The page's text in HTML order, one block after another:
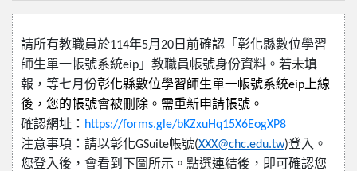
請所有教職員於114年5月 20 日前確認「彰化縣數位學習
師生單一帳號系統eip 」教職員帳號身份資料。若未填
報，等七月份彰化縣數位學習師生單一帳號系統eip上線
後，您的帳號會被刪除。需重新申請帳號。
確認網址： https://forms.gle/bKZxuHq15X6EogXP8
注意事項：請以彰化GSuite帳號(XXX@chc.edu.tw)登入。
您登入後，會看到下圖所示。點選連結後，即可確認您